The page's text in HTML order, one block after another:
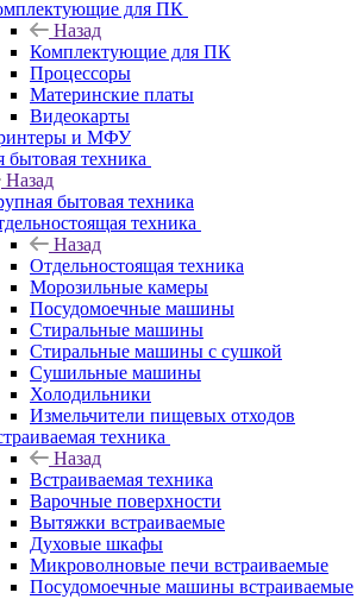
для ПК
Назад
Комплектующие для ПК
Процессоры
Материнские платы
Видеокарты
и МФУ
бытовая техника
Назад
бытовая техника
техника
Назад
Отдельностоящая техника
Морозильные камеры
Посудомоечные машины
Стиральные машины
Стиральные машины с сушкой
Сушильные машины
Холодильники
Измельчители пищевых отходов
техника
Назад
Встраиваемая техника
Варочные поверхности
Вытяжки встраиваемые
Духовые шкафы
Микроволновые печи встраиваемые
Посудомоечные машины встраиваемые